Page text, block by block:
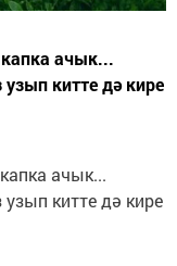
ачык...
китте дә кире
ачык...
китте дә кире